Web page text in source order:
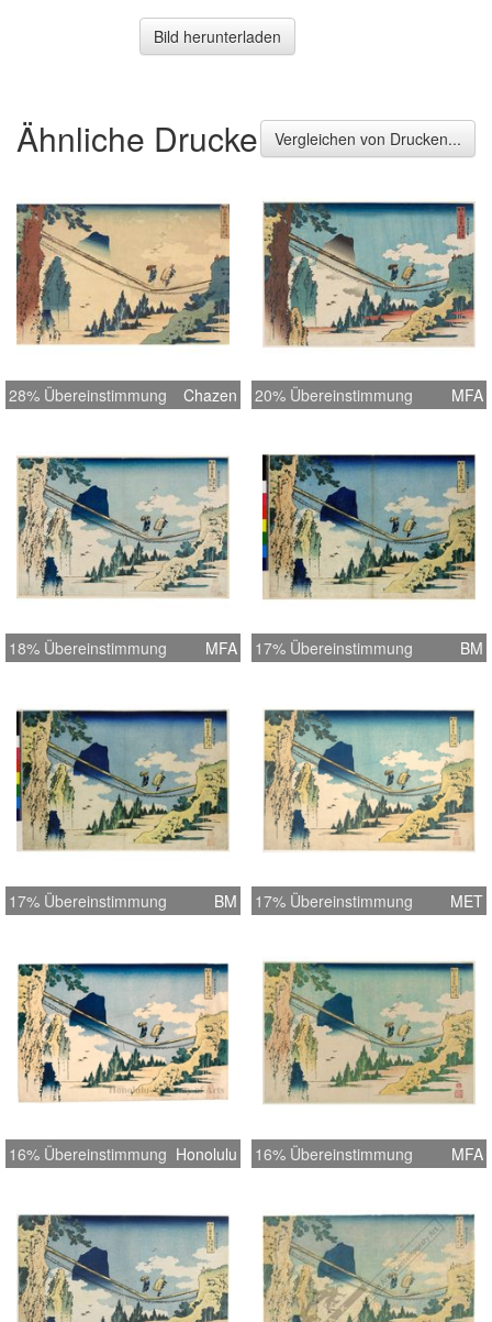
Bild herunterladen
Ähnliche Drucke Vergleichen von Drucken...
28% Übereinstimmung Chazen 20% Übereinstimmung MFA
18% Übereinstimmung MFA 17% Übereinstimmung BM
17% Übereinstimmung BM 17% Übereinstimmung MET
16% Übereinstimmung Honolulu 16% Übereinstimmung MFA